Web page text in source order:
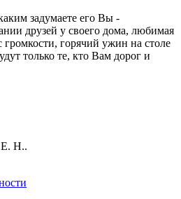
задумаете его Вы -
друзей у своего дома, любимая
горячий ужин на столе
только те, кто Вам дорог и
Н..